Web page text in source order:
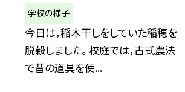
学校の様子
今日は，稲木干しをしていた稲穂を
脱穀しました。 校庭では，古式農法
で昔の道具を使...